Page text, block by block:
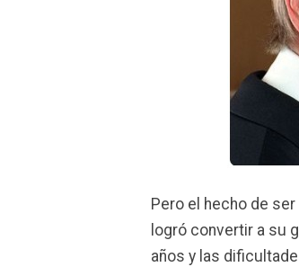
Pero el hecho de
logró convertir a su
años y las